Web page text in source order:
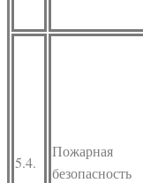
5.4.
Пожарная
безопасность